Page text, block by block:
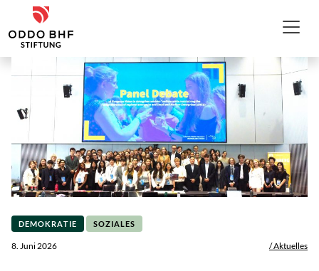
Zum Inhalt
ODDO BHF Stiftung
DEMOKRATIE SOZIALES
8. Juni 2026 / Aktuelles